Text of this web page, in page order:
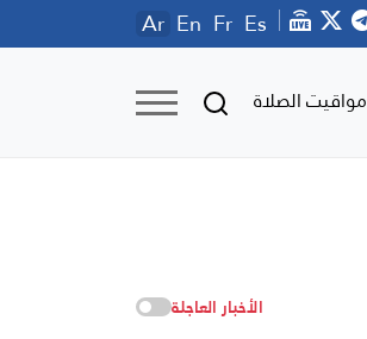
Ar En Fr Es
مواقيت الصلاة
الأخبار العاجلة